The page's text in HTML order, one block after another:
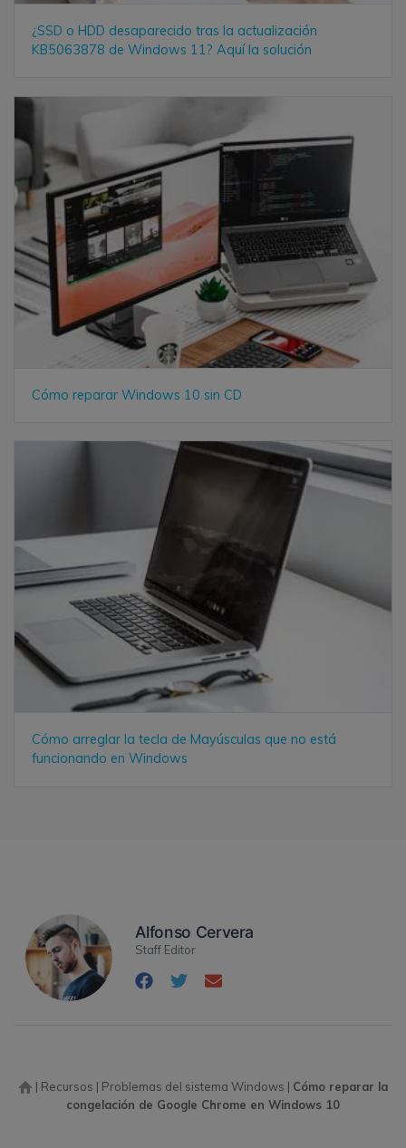
¿SSD o HDD desaparecido tras la actualización
KB5063878 de Windows 11? Aquí la solución
Cómo reparar Windows 10 sin CD
Cómo arreglar la tecla de Mayúsculas que no está
funcionando en Windows
Alfonso Cervera
Staff Editor
| Recursos | Problemas del sistema Windows | Cómo reparar la
congelación de Google Chrome en Windows 10